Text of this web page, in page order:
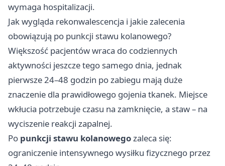
wymaga hospitalizacji.
Jak wygląda rekonwalescencja i jakie zalecenia
obowiązują po punkcji stawu kolanowego?
Większość pacjentów wraca do codziennych
aktywności jeszcze tego samego dnia, jednak
pierwsze 24–48 godzin po zabiegu mają duże
znaczenie dla prawidłowego gojenia tkanek. Miejsce
wkłucia potrzebuje czasu na zamknięcie, a staw – na
wyciszenie reakcji zapalnej.
Po punkcji stawu kolanowegozaleca się:
ograniczenie intensywnego wysiłku fizycznego przez